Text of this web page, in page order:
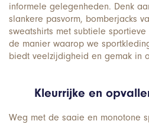
informele gelegenheden. Denk
slankere pasvorm, bomberjacks
sweatshirts met subtiele
de manier waarop we
biedt veelzijdigheid en gemak in
Kleurrijke en
Weg met de saaie en monotone